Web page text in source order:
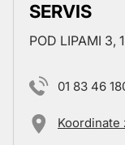
SERVIS
POD LIPAMI 3,
01 83 46
Koordinate